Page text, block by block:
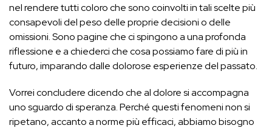
nel rendere tutti coloro che sono coinvolti in tali scelte più
consapevoli del peso delle proprie decisioni o delle
omissioni. Sono pagine che ci spingono a una profonda
riflessione e a chiederci che cosa possiamo fare di più in
futuro, imparando dalle dolorose esperienze del passato.
Vorrei concludere dicendo che al dolore si accompagna
uno sguardo di speranza. Perché questi fenomeni non si
ripetano, accanto a norme più efficaci, abbiamo bisogno